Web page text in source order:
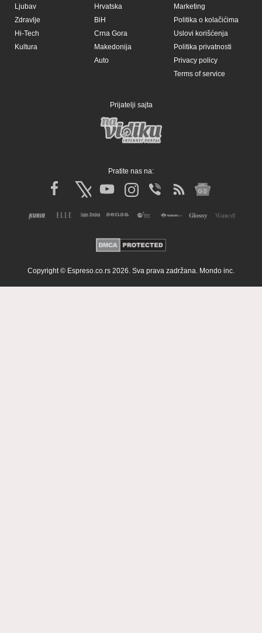
Ljubav
Zdravlje
Hi-Tech
Kultura
Hrvatska
BiH
Crna Gora
Makedonija
Auto
Marketing
Politika o kolačićima
Uslovi korišćenja
Politika privatnosti
Privacy policy
Terms of service
Prijatelji sajta
Pratite nas na:
Copyright © Espreso.co.rs 2026. Sva prava zadržana. Mondo inc.